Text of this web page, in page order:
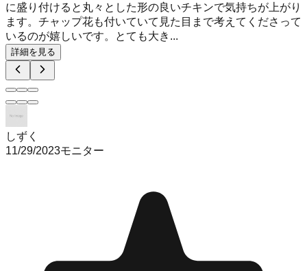
に盛り付けると丸々とした形の良いチキンで気持ちが上がり
ます。チャップ花も付いていて見た目まで考えてくださって
いるのが嬉しいです。とても大き...
詳細を見る
しずく
11/29/2023モニター